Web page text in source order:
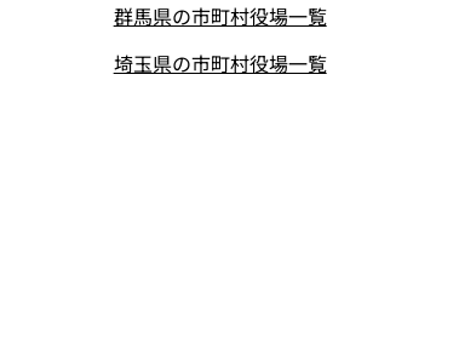
群馬県の市町村役場一覧
埼玉県の市町村役場一覧